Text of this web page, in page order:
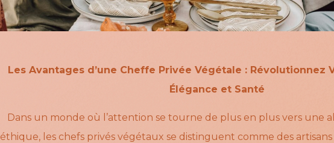
Les Avantages d’une Cheffe Privée Végétale : Révolutionnez
Élégance et Santé
Dans un monde où l’attention se tourne de plus en plus vers une
éthique, les chefs privés végétaux se distinguent comme des